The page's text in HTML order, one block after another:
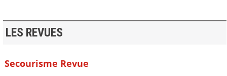
LES REVUES
Secourisme Revue